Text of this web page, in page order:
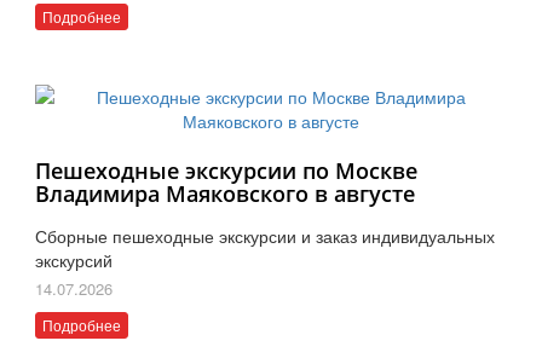
Подробнее
Пешеходные экскурсии по Москве
Владимира Маяковского в августе
Сборные пешеходные экскурсии и заказ индивидуальных
экскурсий
14.07.2026
Подробнее